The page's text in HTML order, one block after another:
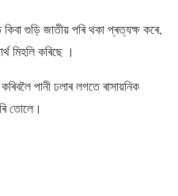
গুড়ি জাতীয় পৰি থকা প্ৰত্যক্ষ কৰে,
মিহলি কৰিছে ।
পানী ঢলাৰ লগতে ৰাসায়নিক
তোলে।